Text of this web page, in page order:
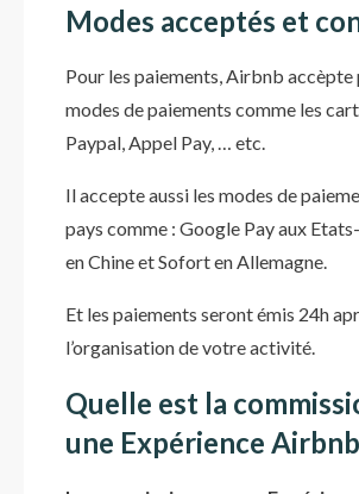
Modes acceptés et
Pour les paiements, Airbnb accèpte
modes de paiements comme les
Paypal, Appel Pay, … etc.
Il accepte aussi les modes de
pays comme : Google Pay aux
en Chine et Sofort en Allemagne.
Et les paiements seront émis 24h
l’organisation de votre activité.
Quelle est la
une Expérience